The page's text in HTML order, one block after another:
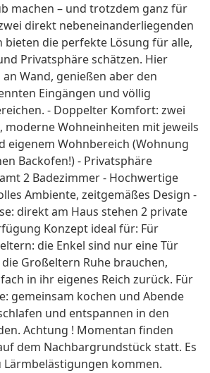
machen – und trotzdem ganz für
direkt nebeneinanderliegenden
bieten die perfekte Lösung für alle,
Privatsphäre schätzen. Hier
Wand, genießen aber den
Eingängen und völlig
- Doppelter Komfort: zwei
moderne Wohneinheiten mit jeweils
eigenem Wohnbereich (Wohnung
Backofen!) - Privatsphäre
2 Badezimmer - Hochwertige
Ambiente, zeitgemäßes Design -
direkt am Haus stehen 2 private
Konzept ideal für: Für
die Enkel sind nur eine Tür
Großeltern Ruhe brauchen,
in ihr eigenes Reich zurück. Für
gemeinsam kochen und Abende
und entspannen in den
Achtung ! Momentan finden
dem Nachbargrundstück statt. Es
Lärmbelästigungen kommen.